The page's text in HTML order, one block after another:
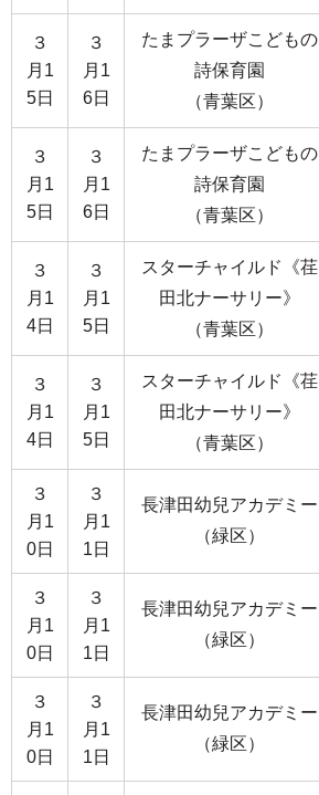
３
月1
5日
３
月1
6日
たまプラーザこどもの
詩保育園
（青葉区）
３
月1
5日
３
月1
6日
たまプラーザこどもの
詩保育園
（青葉区）
３
月1
4日
３
月1
5日
スターチャイルド《荏
田北ナーサリー》
（青葉区）
３
月1
4日
３
月1
5日
スターチャイルド《荏
田北ナーサリー》
（青葉区）
３
月1
0日
３
月1
1日
長津田幼兒アカデミー
（緑区）
３
月1
0日
３
月1
1日
長津田幼兒アカデミー
（緑区）
３
月1
0日
３
月1
1日
長津田幼兒アカデミー
（緑区）